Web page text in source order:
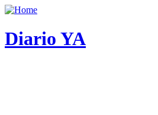
Diario YA